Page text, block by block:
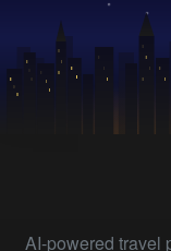
AI-powered travel